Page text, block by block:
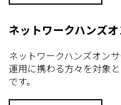
ネットワークハンズ
ネットワークハンズオン
運用に携わる方々を対象
です。